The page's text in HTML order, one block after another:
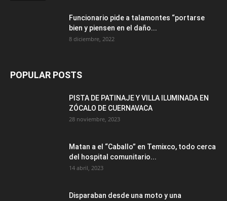
Funcionario pide a talamontes “portarse
bien y piensen en el daño...
8 diciembre, 2022
POPULAR POSTS
PISTA DE PATINAJE Y VILLA ILUMINADA EN
ZÓCALO DE CUERNAVACA
28 noviembre, 2023
Matan a el “Caballo” en Temixco, todo cerca
del hospital comunitario...
14 abril, 2023
Disparaban desde una moto y una